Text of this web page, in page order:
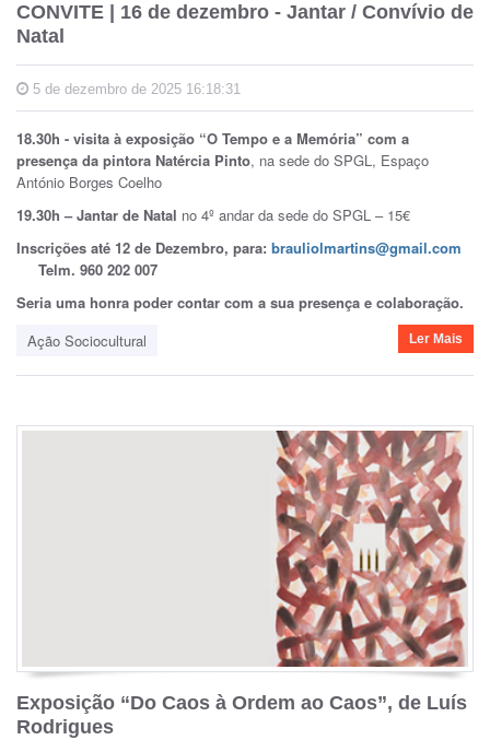
CONVITE | 16 de dezembro - Jantar / Convívio de
Natal
5 de dezembro de 2025 16:18:31
18.30h - visita à exposição “O Tempo e a Memória” com a
presença da pintora Natércia Pinto, na sede do SPGL, Espaço
António Borges Coelho
19.30h – Jantar de Natal no 4º andar da sede do SPGL – 15€
Inscrições até 12 de Dezembro, para: brauliolmartins@gmail.com
Telm. 960 202 007
Seria uma honra poder contar com a sua presença e colaboração.
Ação Sociocultural
Ler Mais
Exposição “Do Caos à Ordem ao Caos”, de Luís
Rodrigues